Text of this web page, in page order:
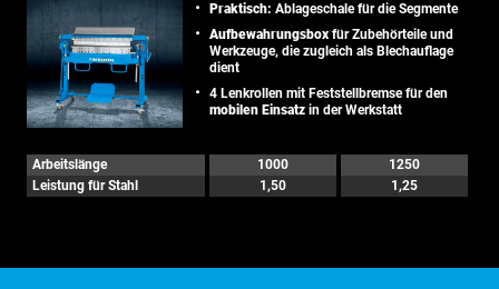
Praktisch: Ablageschale für die Segmente
Aufbewahrungsbox für Zubehörteile und
Werkzeuge, die zugleich als Blechauflage
dient
4 Lenkrollen mit Feststellbremse für den
mobilen Einsatz in der Werkstatt
Arbeitslänge 1000
1250
Leistung für Stahl
1,50 1,25